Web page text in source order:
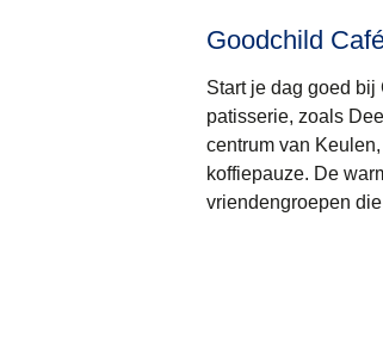
Goodchild
Start je dag goed
patisserie, zoals
centrum van
koffiepauze. De
vriendengroepen